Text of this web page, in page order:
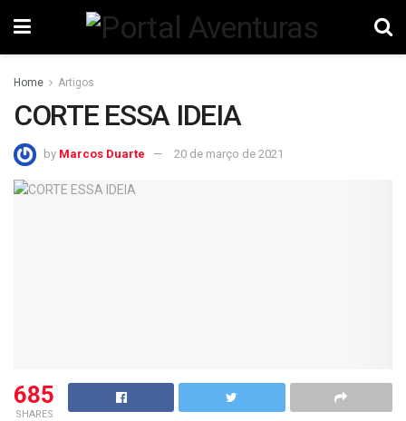
Home Artigos
CORTE ESSA IDEIA
by Marcos Duarte 20 de março de 2021
685
SHARES